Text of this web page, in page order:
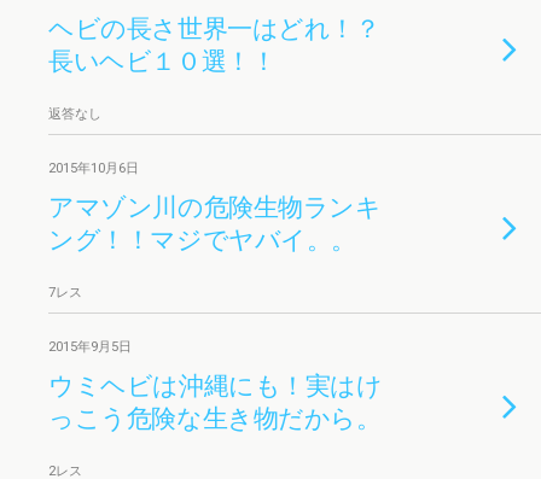
ヘビの長さ世界一はどれ！？
長いヘビ１０選！！
返答なし
2015年10月6日
アマゾン川の危険生物ランキ
ング！！マジでヤバイ。。
7レス
2015年9月5日
ウミヘビは沖縄にも！実はけ
っこう危険な生き物だから。
2レス